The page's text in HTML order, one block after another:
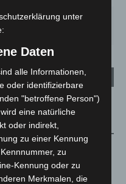
DI. MI.
Mehring zeigt ihre
unter
Daten
alle Informationen,
oder identifizierbare
"betroffene Person")
eine natürliche
oder indirekt,
zu einer Kennung
zu
Kennung oder zu
Merkmalen, die